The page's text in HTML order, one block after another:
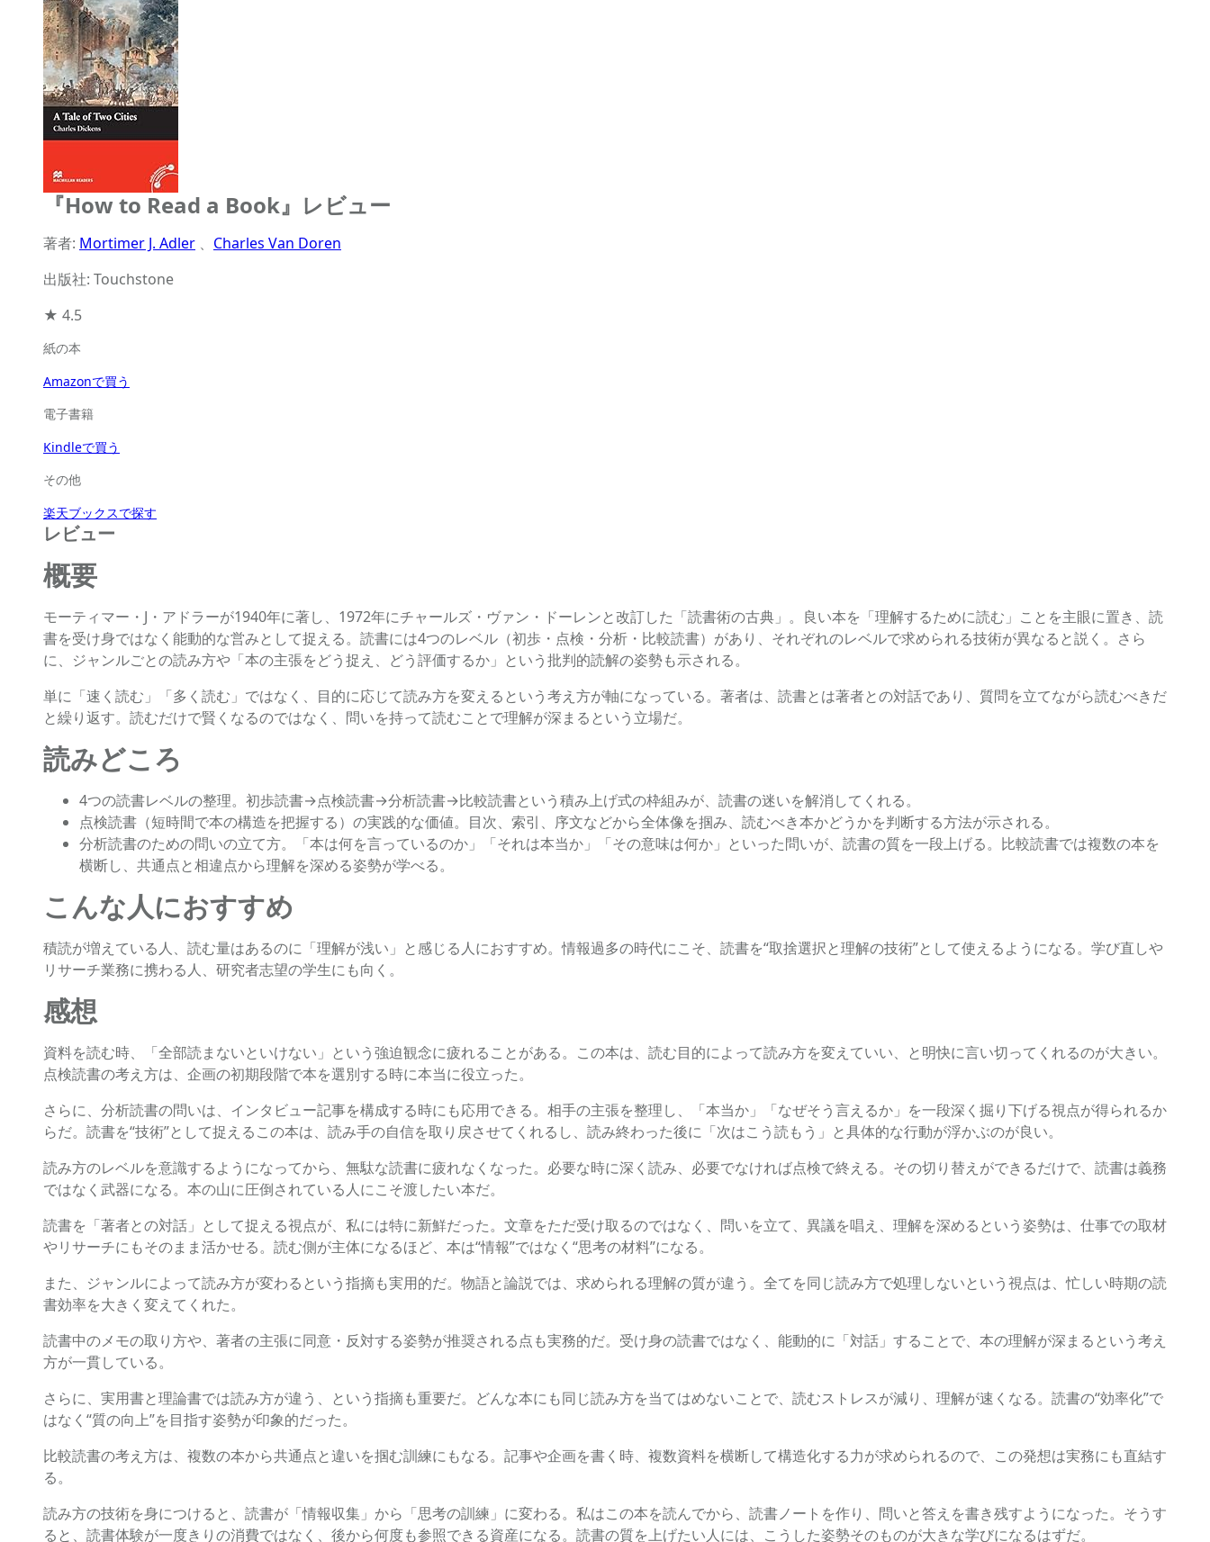
『How to Read a Book』レビュー
著者: Mortimer J. Adler 、 Charles Van Doren
出版社: Touchstone
★ 4.5
紙の本
Amazonで買う
電子書籍
Kindleで買う
その他
楽天ブックスで探す
レビュー
概要
モーティマー・J・アドラーが1940年に著し、1972年にチャールズ・ヴァン・ドーレンと改訂した「読書術の古典」。良い本を「理解するために読む」ことを主眼に置き、読
書を受け身ではなく能動的な営みとして捉える。読書には4つのレベル（初歩・点検・分析・比較読書）があり、それぞれのレベルで求められる技術が異なると説く。さら
に、ジャンルごとの読み方や「本の主張をどう捉え、どう評価するか」という批判的読解の姿勢も示される。
単に「速く読む」「多く読む」ではなく、目的に応じて読み方を変えるという考え方が軸になっている。著者は、読書とは著者との対話であり、質問を立てながら読むべきだ
と繰り返す。読むだけで賢くなるのではなく、問いを持って読むことで理解が深まるという立場だ。
読みどころ
4つの読書レベルの整理。初歩読書→点検読書→分析読書→比較読書という積み上げ式の枠組みが、読書の迷いを解消してくれる。
点検読書（短時間で本の構造を把握する）の実践的な価値。目次、索引、序文などから全体像を掴み、読むべき本かどうかを判断する方法が示される。
分析読書のための問いの立て方。「本は何を言っているのか」「それは本当か」「その意味は何か」といった問いが、読書の質を一段上げる。比較読書では複数の本を
横断し、共通点と相違点から理解を深める姿勢が学べる。
こんな人におすすめ
積読が増えている人、読む量はあるのに「理解が浅い」と感じる人におすすめ。情報過多の時代にこそ、読書を“取捨選択と理解の技術”として使えるようになる。学び直しや
リサーチ業務に携わる人、研究者志望の学生にも向く。
感想
資料を読む時、「全部読まないといけない」という強迫観念に疲れることがある。この本は、読む目的によって読み方を変えていい、と明快に言い切ってくれるのが大きい。
点検読書の考え方は、企画の初期段階で本を選別する時に本当に役立った。
さらに、分析読書の問いは、インタビュー記事を構成する時にも応用できる。相手の主張を整理し、「本当か」「なぜそう言えるか」を一段深く掘り下げる視点が得られるか
らだ。読書を“技術”として捉えるこの本は、読み手の自信を取り戻させてくれるし、読み終わった後に「次はこう読もう」と具体的な行動が浮かぶのが良い。
読み方のレベルを意識するようになってから、無駄な読書に疲れなくなった。必要な時に深く読み、必要でなければ点検で終える。その切り替えができるだけで、読書は義務
ではなく武器になる。本の山に圧倒されている人にこそ渡したい本だ。
読書を「著者との対話」として捉える視点が、私には特に新鮮だった。文章をただ受け取るのではなく、問いを立て、異議を唱え、理解を深めるという姿勢は、仕事での取材
やリサーチにもそのまま活かせる。読む側が主体になるほど、本は“情報”ではなく“思考の材料”になる。
また、ジャンルによって読み方が変わるという指摘も実用的だ。物語と論説では、求められる理解の質が違う。全てを同じ読み方で処理しないという視点は、忙しい時期の読
書効率を大きく変えてくれた。
読書中のメモの取り方や、著者の主張に同意・反対する姿勢が推奨される点も実務的だ。受け身の読書ではなく、能動的に「対話」することで、本の理解が深まるという考え
方が一貫している。
さらに、実用書と理論書では読み方が違う、という指摘も重要だ。どんな本にも同じ読み方を当てはめないことで、読むストレスが減り、理解が速くなる。読書の“効率化”で
はなく“質の向上”を目指す姿勢が印象的だった。
比較読書の考え方は、複数の本から共通点と違いを掴む訓練にもなる。記事や企画を書く時、複数資料を横断して構造化する力が求められるので、この発想は実務にも直結す
る。
読み方の技術を身につけると、読書が「情報収集」から「思考の訓練」に変わる。私はこの本を読んでから、読書ノートを作り、問いと答えを書き残すようになった。そうす
ると、読書体験が一度きりの消費ではなく、後から何度も参照できる資産になる。読書の質を上げたい人には、こうした姿勢そのものが大きな学びになるはずだ。